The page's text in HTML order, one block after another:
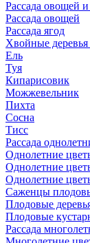
Рассада овощей и
Рассада овощей
Рассада ягод
Хвойные
Ель
Туя
Кипарисовик
Можжевельник
Пихта
Сосна
Тисc
Рассада
Однолетние
Однолетние
Однолетние
Саженцы
Плодовые
Плодовые
Рассада